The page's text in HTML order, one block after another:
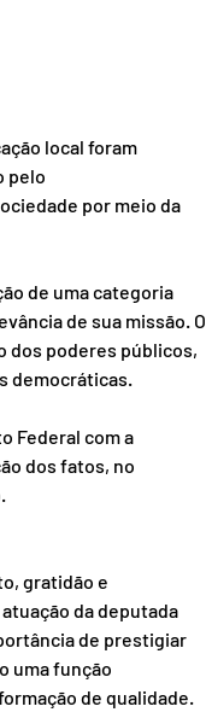
local foram
pelo
por meio da
de uma categoria
de sua missão. O
dos poderes públicos,
democráticas.
Federal com a
dos fatos, no
gratidão e
da deputada
de prestigiar
uma função
de qualidade.